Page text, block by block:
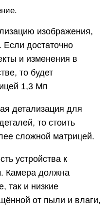
изображения,
Если достаточно
и изменения в
то будет
1,3 Мп
детализация для
то стоить
сложной матрицей.
устройства к
Камера должна
так и низкие
от пыли и влаги,